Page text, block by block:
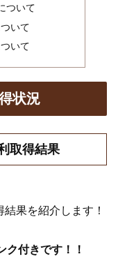
ついて
いて
いて
状況
取得結果
果を紹介します！
ク付きです！！